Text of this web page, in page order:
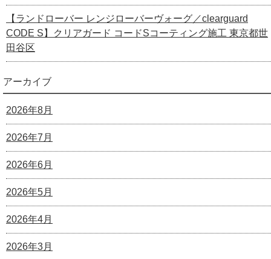
【ランドローバー レンジローバーヴォーグ／clearguard
CODE S】クリアガード コードSコーティング施工 東京都世
田谷区
アーカイブ
2026年8月
2026年7月
2026年6月
2026年5月
2026年4月
2026年3月